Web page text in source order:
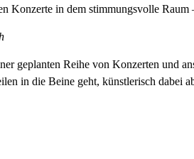
Konzerte in dem stimmungsvolle
geplanten Reihe von Konzerten und
in die Beine geht, künstlerisch dabei